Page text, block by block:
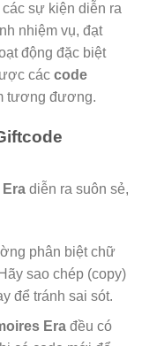
sự kiện diễn ra
nhiệm vụ, đạt
động đặc biệt
các code
tương đương.
diễn ra suôn sẻ,
phân biệt chữ
sao chép (copy)
để tránh sai sót.
Erađều có